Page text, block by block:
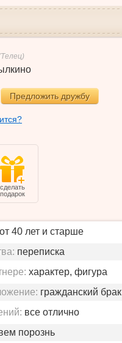
Предложить дружбу
сделать
подарок
от 40 лет и старше
переписка
характер, фигура
гражданский брак
все отлично
порознь